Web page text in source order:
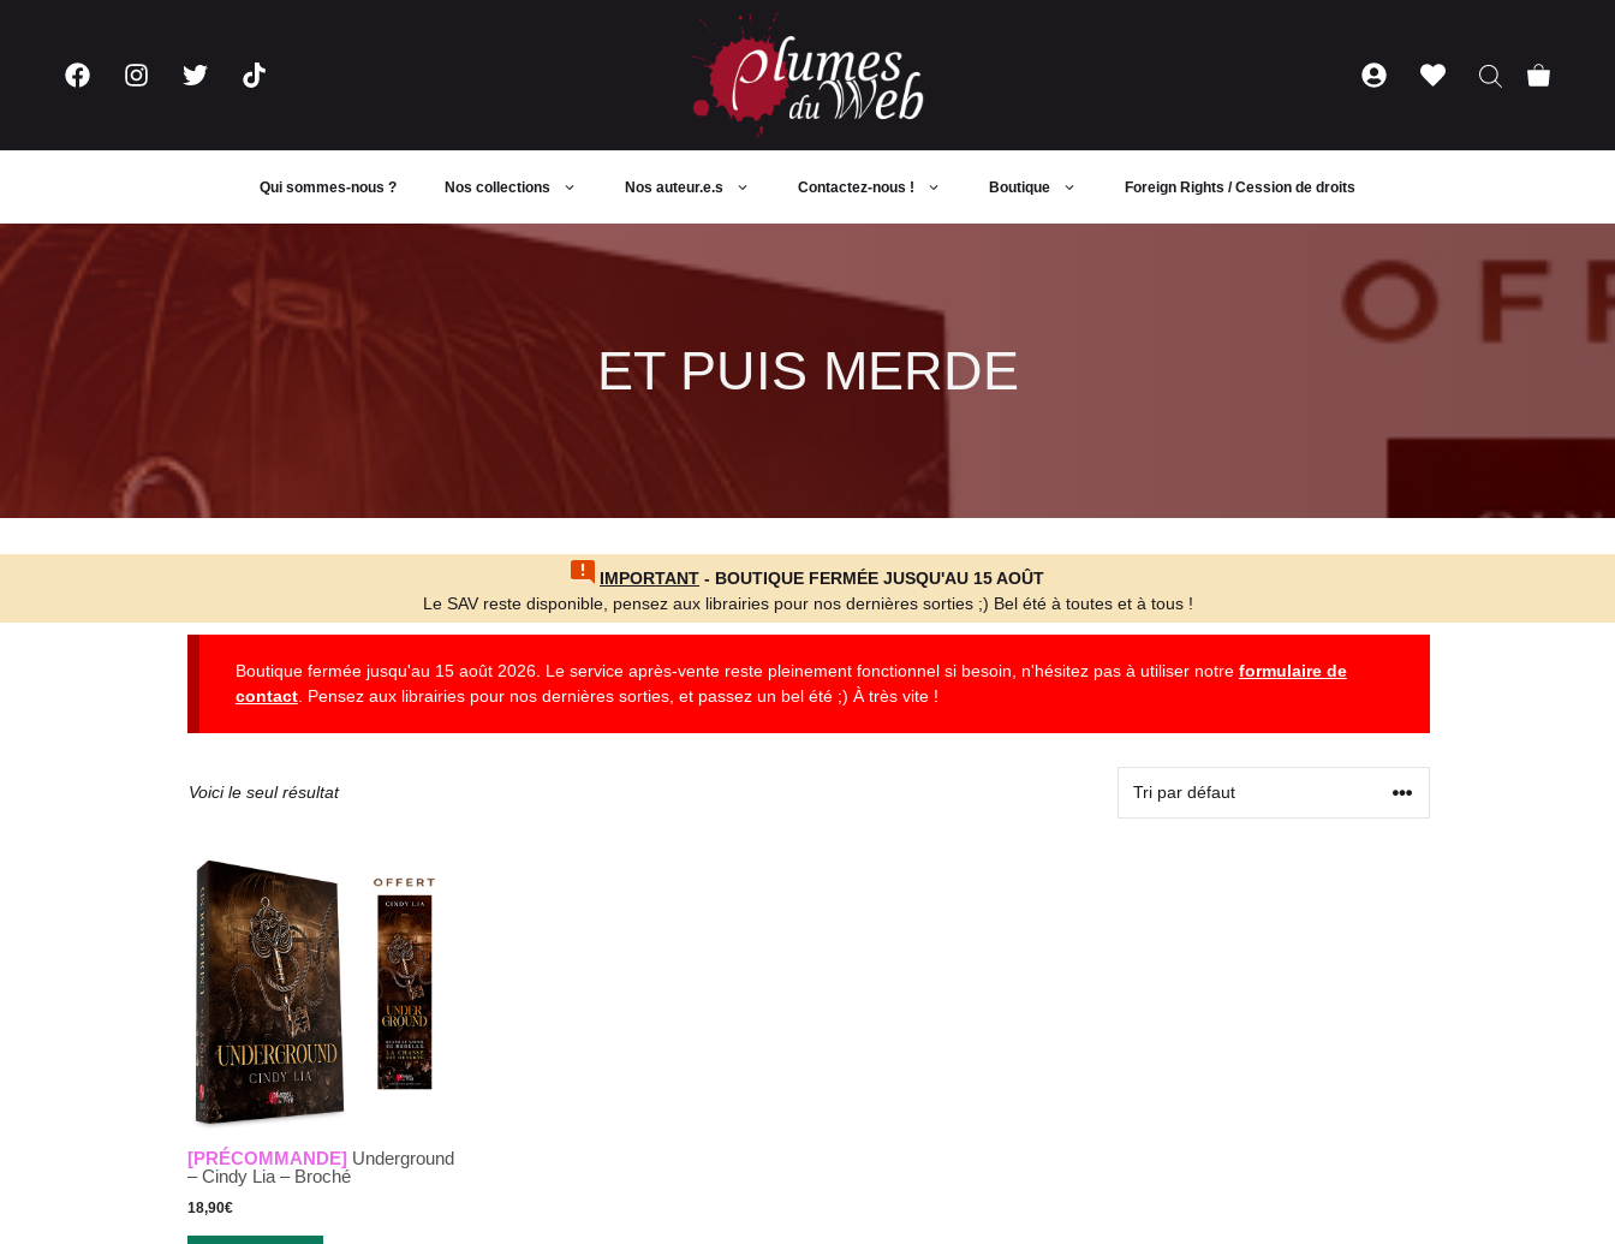
Qui sommes-nous ? Nos collections Nos auteur.e.s Contactez-nous ! Boutique Foreign Rights / Cession de droits
ET PUIS MERDE
IMPORTANT - BOUTIQUE FERMÉE JUSQU'AU 15 AOÛT
Le SAV reste disponible, pensez aux librairies pour nos dernières sorties ;) Bel été à toutes et à tous !
Boutique fermée jusqu'au 15 août 2026. Le service après-vente reste pleinement fonctionnel si besoin, n'hésitez pas à utiliser notre formulaire de
contact. Pensez aux librairies pour nos dernières sorties, et passez un bel été ;) À très vite !
Voici le seul résultat
[PRÉCOMMANDE]Underground
– Cindy Lia – Broché
18,90€